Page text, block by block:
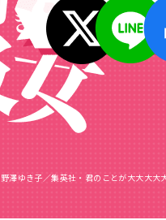
澤ゆき子／集英社・君のことが大大大大